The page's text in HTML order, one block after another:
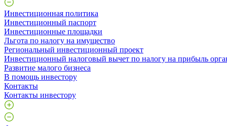
Инвестиционная политика
Инвестиционный паспорт
Инвестиционные площадки
Льгота по налогу на имущество
Региональный инвестиционный проект
Инвестиционный налоговый вычет по налогу на прибыль
Развитие малого бизнеса
В помощь инвестору
Контакты
Контакты инвестору